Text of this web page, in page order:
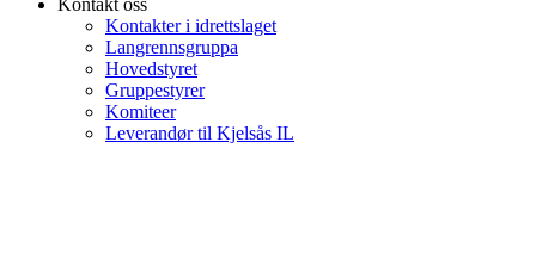
Kontakt oss
Kontakter i idrettslaget
Langrennsgruppa
Hovedstyret
Gruppestyrer
Komiteer
Leverandør til Kjelsås IL